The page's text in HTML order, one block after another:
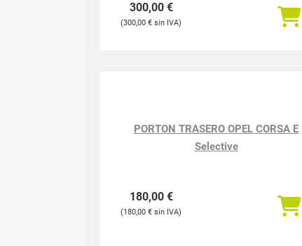
300,00 €
300,00 €
PORTON TRASERO OPEL CORSA E